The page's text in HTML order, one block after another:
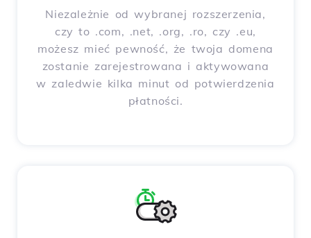
Niezależnie od wybranej rozszerzenia,
czy to .com, .net, .org, .ro, czy .eu,
możesz mieć pewność, że twoja domena
zostanie zarejestrowana i aktywowana
w zaledwie kilka minut od potwierdzenia
płatności.